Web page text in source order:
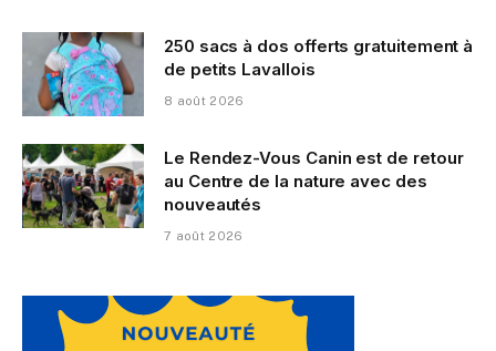
250 sacs à dos offerts gratuitement à
de petits Lavallois
8 août 2026
Le Rendez-Vous Canin est de retour
au Centre de la nature avec des
nouveautés
7 août 2026